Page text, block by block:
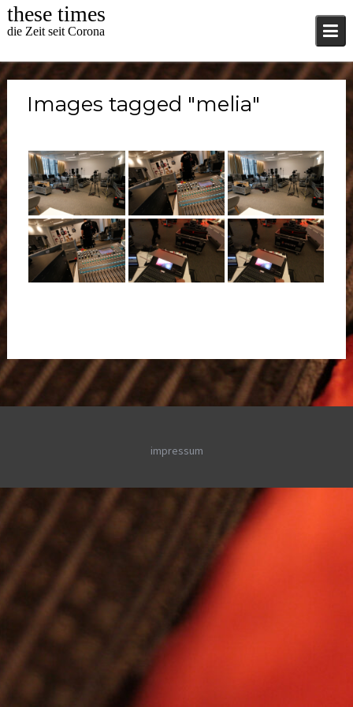
Skip
tothese times
die Zeit seit Corona
Images tagged "melia"
impressum